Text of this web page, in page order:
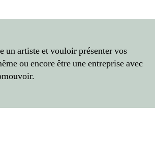
un artiste et vouloir présenter vos
ou encore être une entreprise avec